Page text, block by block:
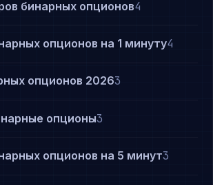
бинарных опционов4
опционов на 1 минуту4
опционов 20263
опционы3
опционов на 5 минут3